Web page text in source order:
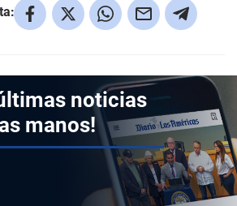
noticias
manos!